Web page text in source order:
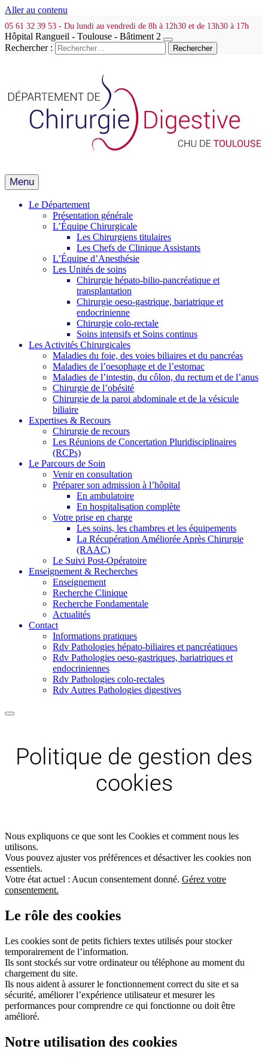
Aller au contenu
05 61 32 39 53 - Du lundi au vendredi de 8h à 12h30 et de 13h30 à 17h
Hôpital Rangueil - Toulouse - Bâtiment 2
Rechercher :
Menu
Le Département
Présentation générale
L’Équipe Chirurgicale
Les Chirurgiens titulaires
Les Chefs de Clinique Assistants
L’Équipe d’Anesthésie
Les Unités de soins
Chirurgie hépato-bilio-pancréatique et
transplantation
Chirurgie oeso-gastrique, bariatrique et
endocrinienne
Chirurgie colo-rectale
Soins intensifs et Soins continus
Les Activités Chirurgicales
Maladies du foie, des voies biliaires et du pancréas
Maladies de l’oesophage et de l’estomac
Maladies de l’intestin, du côlon, du rectum et de l’anus
Chirurgie de l’obésité
Chirurgie de la paroi abdominale et de la vésicule
biliaire
Expertises & Recours
Chirurgie de recours
Les Réunions de Concertation Pluridisciplinaires
(RCPs)
Le Parcours de Soin
Venir en consultation
Préparer son admission à l’hôpital
En ambulatoire
En hospitalisation complète
Votre prise en charge
Les soins, les chambres et les équipements
La Récupération Améliorée Après Chirurgie
(RAAC)
Le Suivi Post-Opératoire
Enseignement & Recherches
Enseignement
Recherche Clinique
Recherche Fondamentale
Actualités
Contact
Informations pratiques
Rdv Pathologies hépato-biliaires et pancréatiques
Rdv Pathologies oeso-gastriques, bariatriques et
endocriniennes
Rdv Pathologies colo-rectales
Rdv Autres Pathologies digestives
Politique de gestion des
cookies
Nous expliquons ce que sont les Cookies et comment nous les
utilisons.
Vous pouvez ajuster vos préférences et désactiver les cookies non
essentiels.
Votre état actuel : Aucun consentement donné. Gérez votre
consentement.
Le rôle des cookies
Les cookies sont de petits fichiers textes utilisés pour stocker
temporairement de l’information.
Ils sont stockés sur votre ordinateur ou téléphone au moment du
chargement du site.
Ils nous aident à assurer le fonctionnement correct du site et sa
sécurité, améliorer l’expérience utilisateur et mesurer les
performances pour comprendre ce qui fonctionne ou doit être
amélioré.
Notre utilisation des cookies